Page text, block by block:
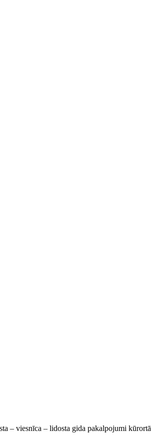
– viesnīca – lidosta gida pakalpojumi kūrortā